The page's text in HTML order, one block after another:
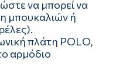
να μπορεί να
μπουκαλιών ή
πλάτη POLO,
αρμόδιο